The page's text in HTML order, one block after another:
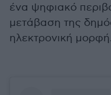
ένα ψηφιακό
μετάβαση της
ηλεκτρονική μορφή.